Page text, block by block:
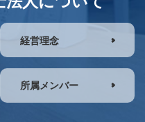
経営理念
所属メンバー